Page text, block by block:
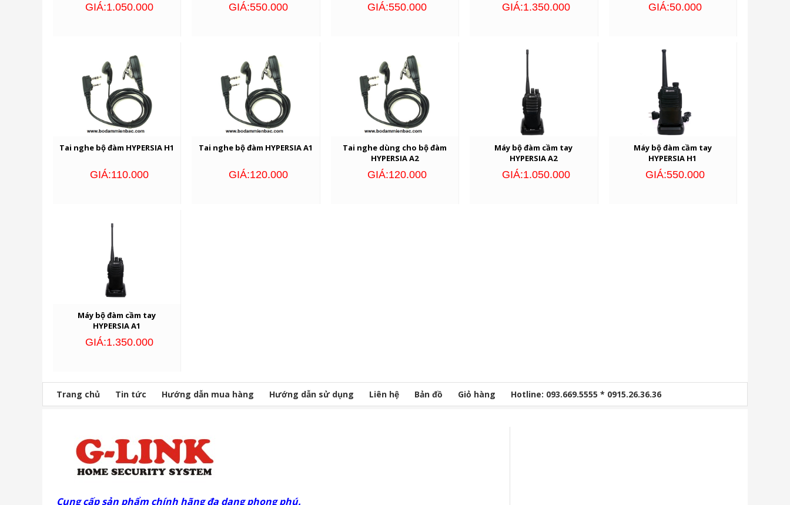
GIÁ:1.050.000 GIÁ:550.000 GIÁ:550.000 GIÁ:1.350.000 GIÁ:50.000
Tai nghe bộ đàm HYPERSIA H1
GIÁ:110.000
Tai nghe bộ đàm HYPERSIA A1
GIÁ:120.000
Tai nghe dùng cho bộ đàm
HYPERSIA A2
GIÁ:120.000
Máy bộ đàm cầm tay
HYPERSIA A2
GIÁ:1.050.000
Máy bộ đàm cầm tay
HYPERSIA H1
GIÁ:550.000
Máy bộ đàm cầm tay
HYPERSIA A1
GIÁ:1.350.000
Trang chủ Tin tức Hướng dẫn mua hàng Hướng dẫn sử dụng Liên hệ Bản đồ Giỏ hàng Hotline: 093.669.5555 * 0915.26.36.36
Cung cấp sản phẩm chính hãng đa dạng phong phú.